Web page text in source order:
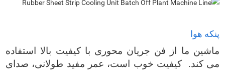
پنکه هوا
ماشین ما از فن جریان محوری با کیفیت بالا استفاده
می کند. کیفیت خوب است، عمر مفید طولانی، صدای